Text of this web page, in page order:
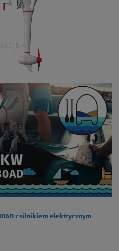
z silnikiem elektrycznym